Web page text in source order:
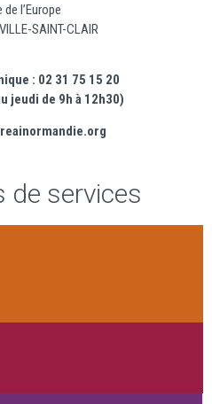
de l’Europe
SAINT-CLAIR
: 02 31 75 15 20
jeudi de 9h à 12h30)
de services